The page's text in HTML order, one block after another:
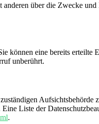
über die Zwecke
können eine bereits
unberührt.
Liste der
.